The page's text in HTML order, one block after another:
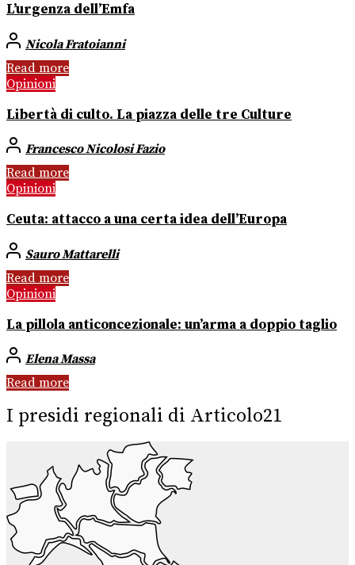
L’urgenza dell’Emfa
Nicola Fratoianni
Read more
Opinioni
Libertà di culto. La piazza delle tre Culture
Francesco Nicolosi Fazio
Read more
Opinioni
Ceuta: attacco a una certa idea dell’Europa
Sauro Mattarelli
Read more
Opinioni
La pillola anticoncezionale: un’arma a doppio taglio
Elena Massa
Read more
I presidi regionali di Articolo21